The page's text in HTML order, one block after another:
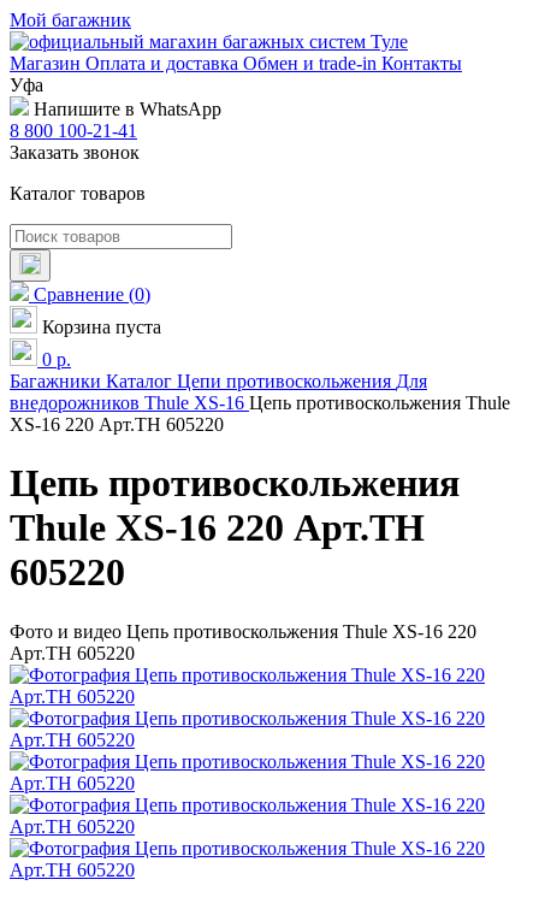
Мой багажник
Магазин Оплата и доставка Обмен и trade-in Контакты
Уфа
Напишите в WhatsApp
8 800 100-21-41
Заказать звонок
Каталог товаров
Сравнение (0)
Корзина пуста
0 р.
Багажники Каталог Цепи противоскольжения Для
внедорожников Thule XS-16 Цепь противоскольжения Thule
XS-16 220 Арт.TH 605220
Цепь противоскольжения
Thule XS-16 220 Арт.TH
605220
Фото и видео Цепь противоскольжения Thule XS-16 220
Арт.TH 605220